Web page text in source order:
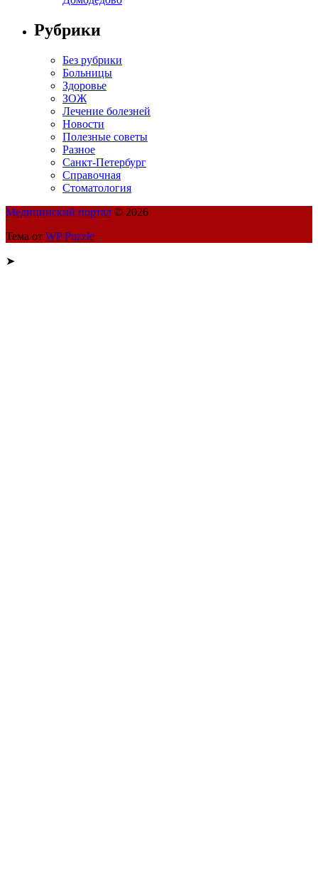
Рубрики
Без рубрики
Больницы
Здоровье
ЗОЖ
Лечение болезней
Новости
Полезные советы
Разное
Санкт-Петербург
Справочная
Стоматология
Медицинский портал © 2026
Тема от WP Puzzle
➤